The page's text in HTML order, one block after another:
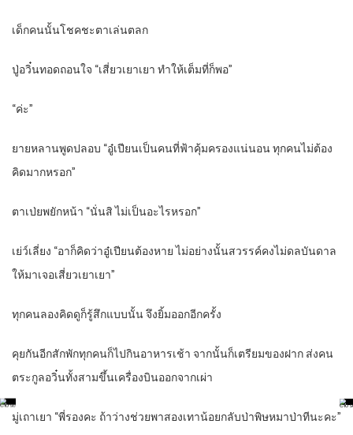
เด็กคนนั้นโชคชะตาเล่นตลก
ปู่อวิ๋นทอดถอนใจ “เสี่ยวเยาเยา ทำให้เต็มที่ก็พอ”
“ค่ะ”
ยายหลานพูดปลอบ “อู๋เปียนเป็นคนที่ฟ้าคุ้มครองแน่นอน ทุกคนไม่ต้อง
คิดมากหรอก”
ตาเป่ยพยักหน้า “นั่นสิ ไม่เป็นอะไรหรอก”
เย่ว์เลี่ยง “อาก็คิดว่าอู๋เปียนต้องหาย ไม่อย่างนั้นสวรรค์คงไม่ดลบันดาล
ให้มาเจอเสี่ยวเยาเยา”
ทุกคนลองคิดดูก็รู้สึกแบบนั้น จึงยิ้มออกอีกครั้ง
คุยกันอีกสักพักทุกคนก็ไปกินอาหารเช้า จากนั้นก็เตรียมของฝาก ส่งคน
ตระกูลอวิ๋นทั้งสามขึ้นเครื่องบินออกจากเผ่า
มู่เถาเยา “พี่รองคะ ถ้าว่างช่วยพาสองเทาน้อยกลับป่าพิษหมาป่าทีนะคะ”